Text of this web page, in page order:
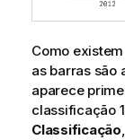
Como
as barras são
aparece
classificação
Classificação